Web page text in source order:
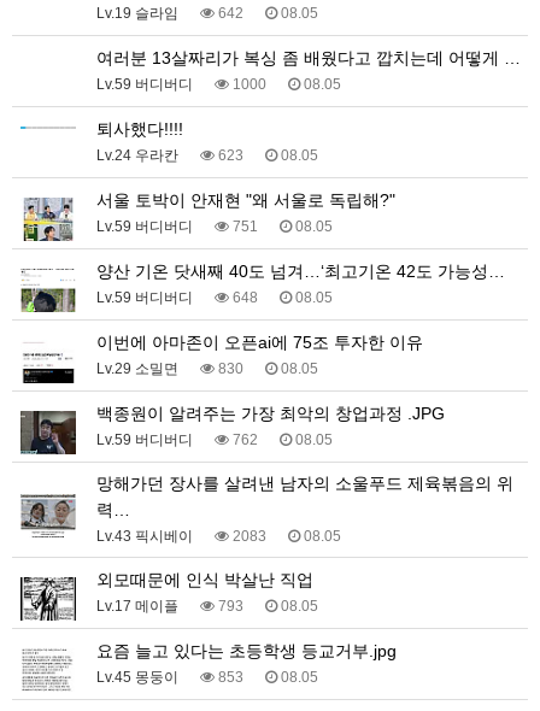
Lv.19 슬라임 642 08.05
여러분 13살짜리가 복싱 좀 배웠다고 깝치는데 어떻게 …
Lv.59 버디버디 1000 08.05
퇴사했다!!!!
Lv.24 우라칸 623 08.05
서울 토박이 안재현 "왜 서울로 독립해?"
Lv.59 버디버디 751 08.05
양산 기온 닷새째 40도 넘겨…‘최고기온 42도 가능성…
Lv.59 버디버디 648 08.05
이번에 아마존이 오픈ai에 75조 투자한 이유
Lv.29 소밀면 830 08.05
백종원이 알려주는 가장 최악의 창업과정 .JPG
Lv.59 버디버디 762 08.05
망해가던 장사를 살려낸 남자의 소울푸드 제육볶음의 위
력…
Lv.43 픽시베이 2083 08.05
외모때문에 인식 박살난 직업
Lv.17 메이플 793 08.05
요즘 늘고 있다는 초등학생 등교거부.jpg
Lv.45 몽둥이 853 08.05